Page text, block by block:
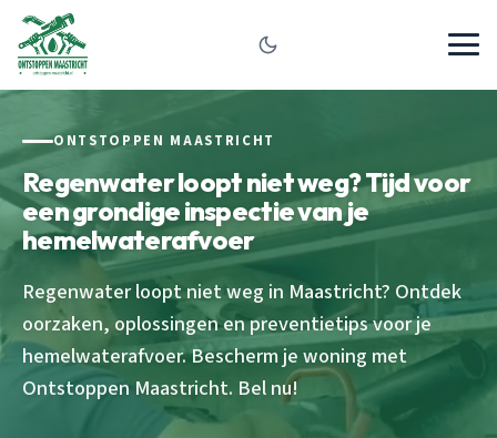
ONTSTOPPEN MAASTRICHT
Regenwater loopt niet weg? Tijd voor
een grondige inspectie van je
hemelwaterafvoer
Regenwater loopt niet weg in Maastricht? Ontdek
oorzaken, oplossingen en preventietips voor je
hemelwaterafvoer. Bescherm je woning met
Ontstoppen Maastricht. Bel nu!